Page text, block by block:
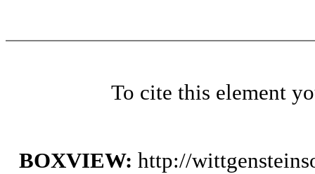
To cite this element
BOXVIEW: http://